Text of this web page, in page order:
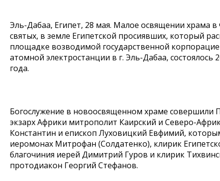
Эль-Дабаа, Египет, 28 мая. Малое освящении храма в
святых, в земле Египетской просиявших, который
площадке возводимой государственной
атомной электростанции в г. Эль-Дабаа, состоялось
года.
Богослужение в новоосвященном храме совершили
экзарх Африки митрополит Каирский и Северо-
Константин и епископ Луховицкий Евфимий,
иеромонах Митрофан (Солдатенко), клирик
благочиния иерей Димитрий Гуров и клирик
протодиакон Георгий Стефанов.